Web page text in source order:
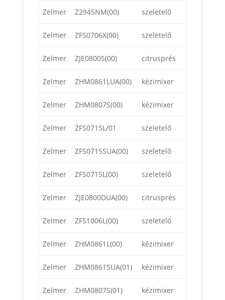
Zelmer Z2945NM(00) szeletelő
Zelmer ZFS0706X(00) szeletelő
Zelmer ZJE0800S(00) citrusprés
Zelmer ZHM0861LUA(00) kézimixer
Zelmer ZHM0807S(00) kézimixer
Zelmer ZFS0715L/01 szeletelő
Zelmer ZFS0715SUA(00) szeletelő
Zelmer ZFS0715L(00) szeletelő
Zelmer ZJE0800DUA(00) citrusprés
Zelmer ZFS1006L(00) szeletelő
Zelmer ZHM0861L(00) kézimixer
Zelmer ZHM0861SUA(01) kézimixer
Zelmer ZHM0807S(01) kézimixer